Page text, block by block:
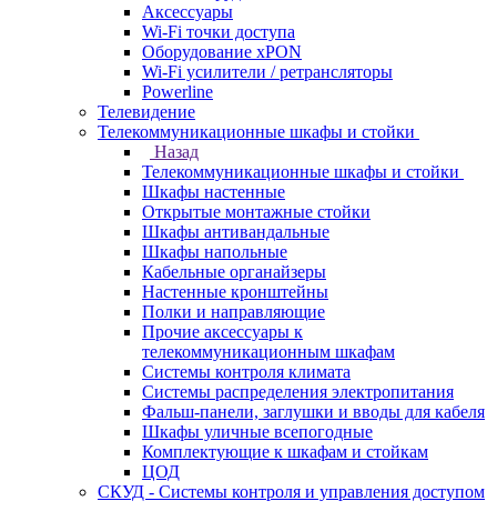
Аксессуары
Wi-Fi точки доступа
Оборудование хPON
Wi-Fi усилители / ретрансляторы
Powerline
Телевидение
Телекоммуникационные шкафы и стойки
Назад
Телекоммуникационные шкафы и стойки
Шкафы настенные
Открытые монтажные стойки
Шкафы антивандальные
Шкафы напольные
Кабельные органайзеры
Настенные кронштейны
Полки и направляющие
Прочие аксессуары к
телекоммуникационным шкафам
Системы контроля климата
Системы распределения электропитания
Фальш-панели, заглушки и вводы для кабеля
Шкафы уличные всепогодные
Комплектующие к шкафам и стойкам
ЦОД
СКУД - Системы контроля и управления доступом